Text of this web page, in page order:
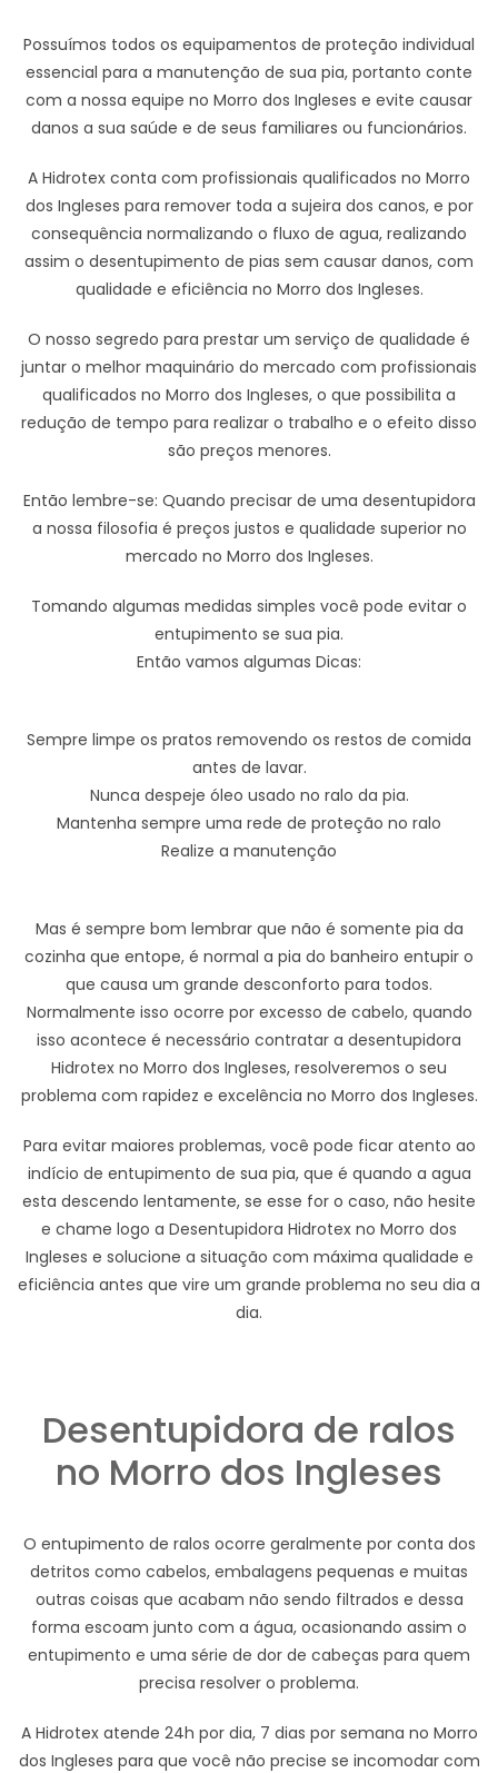
Possuímos todos os equipamentos de proteção individual
essencial para a manutenção de sua pia, portanto conte
com a nossa equipe no Morro dos Ingleses e evite causar
danos a sua saúde e de seus familiares ou funcionários.
A Hidrotex conta com profissionais qualificados no Morro
dos Ingleses para remover toda a sujeira dos canos, e por
consequência normalizando o fluxo de agua, realizando
assim o desentupimento de pias sem causar danos, com
qualidade e eficiência no Morro dos Ingleses.
O nosso segredo para prestar um serviço de qualidade é
juntar o melhor maquinário do mercado com profissionais
qualificados no Morro dos Ingleses, o que possibilita a
redução de tempo para realizar o trabalho e o efeito disso
são preços menores.
Então lembre-se: Quando precisar de uma desentupidora
a nossa filosofia é preços justos e qualidade superior no
mercado no Morro dos Ingleses.
Tomando algumas medidas simples você pode evitar o
entupimento se sua pia.
Então vamos algumas Dicas:
Sempre limpe os pratos removendo os restos de comida
antes de lavar.
Nunca despeje óleo usado no ralo da pia.
Mantenha sempre uma rede de proteção no ralo
Realize a manutenção
Mas é sempre bom lembrar que não é somente pia da
cozinha que entope, é normal a pia do banheiro entupir o
que causa um grande desconforto para todos.
Normalmente isso ocorre por excesso de cabelo, quando
isso acontece é necessário contratar a desentupidora
Hidrotex no Morro dos Ingleses, resolveremos o seu
problema com rapidez e excelência no Morro dos Ingleses.
Para evitar maiores problemas, você pode ficar atento ao
indício de entupimento de sua pia, que é quando a agua
esta descendo lentamente, se esse for o caso, não hesite
e chame logo a Desentupidora Hidrotex no Morro dos
Ingleses e solucione a situação com máxima qualidade e
eficiência antes que vire um grande problema no seu dia a
dia.
Desentupidora de ralos
no Morro dos Ingleses
O entupimento de ralos ocorre geralmente por conta dos
detritos como cabelos, embalagens pequenas e muitas
outras coisas que acabam não sendo filtrados e dessa
forma escoam junto com a água, ocasionando assim o
entupimento e uma série de dor de cabeças para quem
precisa resolver o problema.
A Hidrotex atende 24h por dia, 7 dias por semana no Morro
dos Ingleses para que você não precise se incomodar com